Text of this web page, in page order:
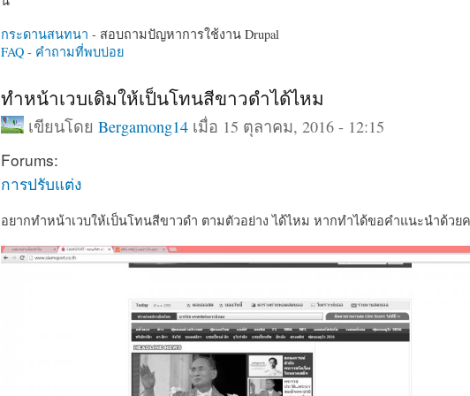
กระดานสนทนา - สอบถามปัญหาการใช้งาน Drupal
FAQ - คำถามที่พบบ่อย
ทำหน้าเวบเดิมให้เป็นโทนสีขาวดำได้ไหม
เขียนโดยBergamong14 เมื่อ 15 ตุลาคม, 2016 - 12:15
Forums:
การปรับแต่ง
อยากทำหน้าเวบให้เป็นโทนสีขาวดำ ตามตัวอย่าง ได้ไหม หากทำได้ขอคำแนะนำด้วย